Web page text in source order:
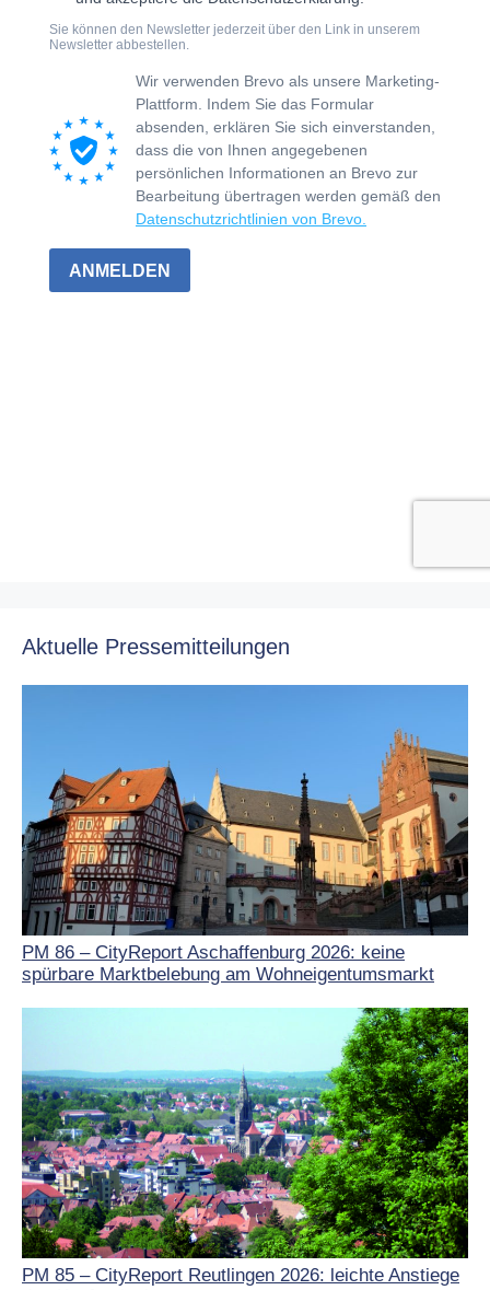
Aktuelle Pressemitteilungen
PM 86 – CityReport Aschaffenburg 2026: keine
spürbare Marktbelebung am Wohneigentumsmarkt
PM 85 – CityReport Reutlingen 2026: leichte Anstiege